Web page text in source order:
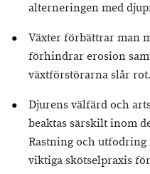
alterneringen med
Växter förbättrar man
förhindrar erosion
växtförstörarna slår rot.
Djurens välfärd och
beaktas särskilt inom
Rastning och
viktiga skötselpraxis